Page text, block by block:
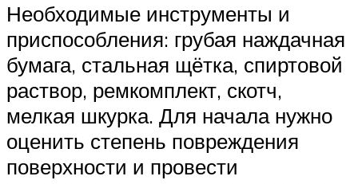
Необходимые инструменты и
приспособления: грубая наждачная
бумага, стальная щётка, спиртовой
раствор, ремкомплект, скотч,
мелкая шкурка. Для начала нужно
оценить степень повреждения
поверхности и провести